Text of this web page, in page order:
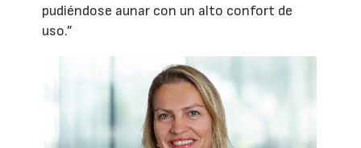
pudiéndose aunar con un alto confort de
uso.”